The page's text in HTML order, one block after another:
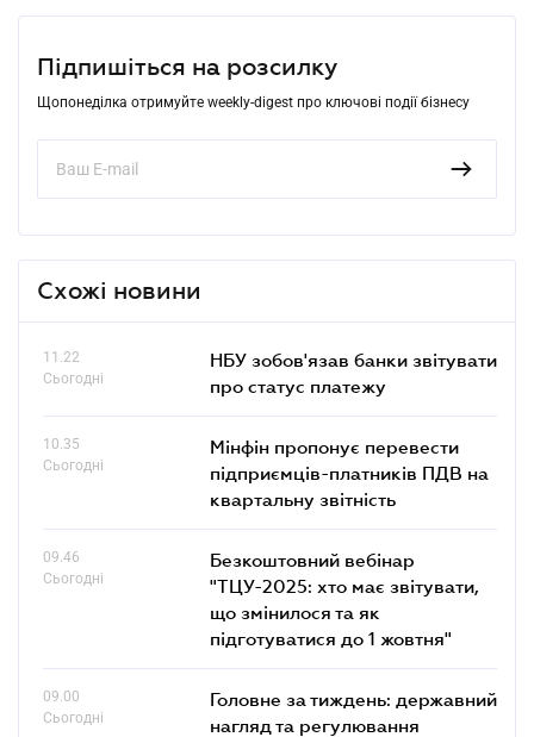
Підпишіться на розсилку
Щопонеділка отримуйте weekly-digest про ключові події бізнесу
Схожі новини
11.22
Сьогодні
НБУ зобов'язав банки звітувати
про статус платежу
10.35
Сьогодні
Мінфін пропонує перевести
підприємців-платників ПДВ на
квартальну звітність
09.46
Сьогодні
Безкоштовний вебінар
"ТЦУ-2025: хто має звітувати,
що змінилося та як
підготуватися до 1 жовтня"
09.00
Сьогодні
Головне за тиждень: державний
нагляд та регулювання